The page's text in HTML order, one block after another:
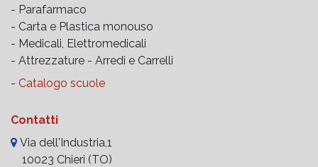
- Parafarmaco
- Carta e Plastica monouso
- Medicali, Elettromedicali
- Attrezzature - Arredi e Carrelli
- Catalogo scuole
Contatti
Via dell'Industria,1
10023 Chieri (TO)